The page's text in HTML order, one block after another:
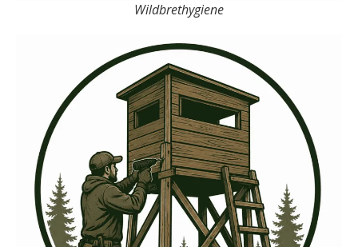
Wildbrethygiene